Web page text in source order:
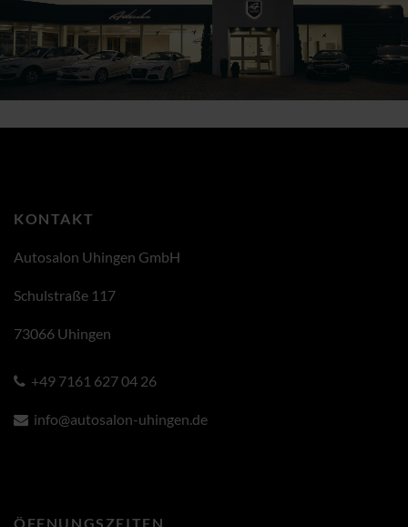
KONTAKT
Autosalon Uhingen GmbH
Schulstraße 117
73066 Uhingen
+49 7161 627 04 26
info@autosalon-uhingen.de
ÖFFNUNGSZEITEN